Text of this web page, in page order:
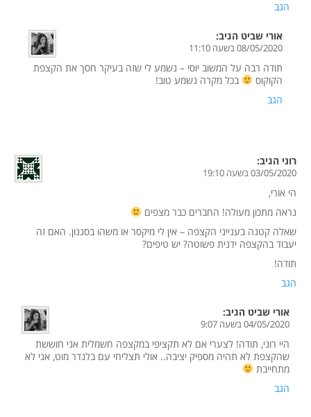
הגב
אורי שביט הגיב:
08/05/2020 בשעה 11:10
תודה רבה על המשוב יוסי – נשמע לי שזה בעיקר חסך את הקצפת
הקוקוס
בכל מקרה נשמע טוב!
הגב
רוני הגיב:
03/05/2020 בשעה 19:10
הי אורי,
נראה מתכון מעולה! החברים כבר מצפים
שאלה קטנה בענייני הקצפה – אין לי מיקסר או משהו בסגנון. האם זה
יעבוד בהקצפה ידנית פשוטה? יש טיפים?
תודה!
הגב
אורי שביט הגיב:
04/05/2020 בשעה 9:07
היי רוני, תודה! לצערי אם לא תקציפי במקצפה חשמלית אני חוששת
שהקצפת לא תהיה מספיק יציבה.. אולי תצליחי עם בלנדר מוט, אני לא
מתחייבת
הגב